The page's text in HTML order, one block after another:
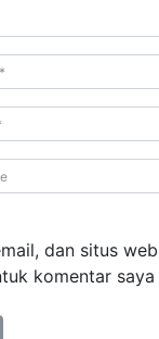
dan situs
komentar